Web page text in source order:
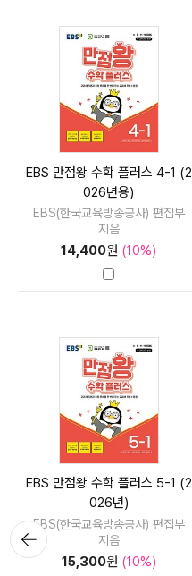
EBS 만점왕 수학 플러스 4-1 (2
026년용)
EBS(한국교육방송공사) 편집부
지음
14,400원 (10%)
EBS 만점왕 수학 플러스 5-1 (2
026년)
EBS(한국교육방송공사) 편집부
지음
15,300원 (10%)
뒤로가
기